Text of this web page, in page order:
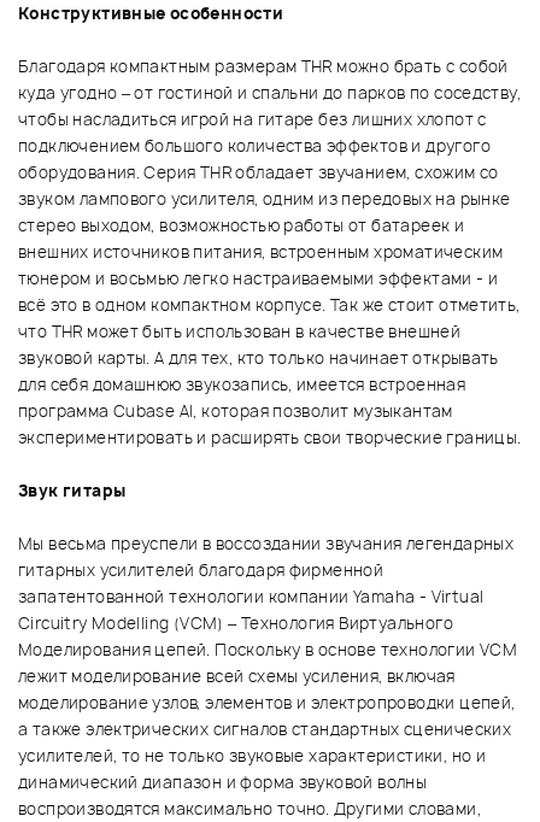
Конструктивные особенности
Благодаря компактным размерам THR можно брать с собой
куда угодно – от гостиной и спальни до парков по соседству,
чтобы насладиться игрой на гитаре без лишних хлопот с
подключением большого количества эффектов и другого
оборудования. Серия THR обладает звучанием, схожим со
звуком лампового усилителя, одним из передовых на рынке
стерео выходом, возможностью работы от батареек и
внешних источников питания, встроенным хроматическим
тюнером и восьмью легко настраиваемыми эффектами - и
всё это в одном компактном корпусе. Так же стоит отметить,
что THR может быть использован в качестве внешней
звуковой карты. А для тех, кто только начинает открывать
для себя домашнюю звукозапись, имеется встроенная
программа Cubase AI, которая позволит музыкантам
экспериментировать и расширять свои творческие границы.
Звук гитары
Мы весьма преуспели в воссоздании звучания легендарных
гитарных усилителей благодаря фирменной
запатентованной технологии компании Yamaha - Virtual
Circuitry Modelling (VCM) – Технология Виртуального
Моделирования цепей. Поскольку в основе технологии VCM
лежит моделирование всей схемы усиления, включая
моделирование узлов, элементов и электропроводки цепей,
а также электрических сигналов стандартных сценических
усилителей, то не только звуковые характеристики, но и
динамический диапазон и форма звуковой волны
воспроизводятся максимально точно. Другими словами,